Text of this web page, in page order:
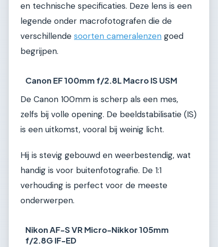
en technische specificaties. Deze lens is een
legende onder macrofotografen die de
verschillende soorten cameralenzen goed
begrijpen.
Canon EF 100mm f/2.8L Macro IS USM
De Canon 100mm is scherp als een mes,
zelfs bij volle opening. De beeldstabilisatie (IS)
is een uitkomst, vooral bij weinig licht.
Hij is stevig gebouwd en weerbestendig, wat
handig is voor buitenfotografie. De 1:1
verhouding is perfect voor de meeste
onderwerpen.
Nikon AF-S VR Micro-Nikkor 105mm
f/2.8G IF-ED